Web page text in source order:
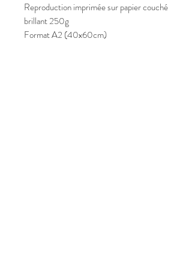
Reproduction imprimée sur papier couché
brillant 250g
Format A2 (40x60cm)